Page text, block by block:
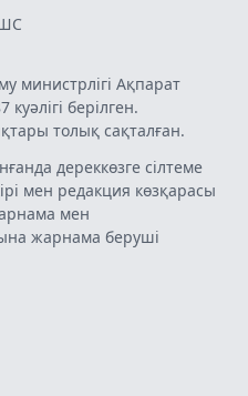
министрлігі Ақпарат
берілген.
толық сақталған.
дереккөзге сілтеме
мен редакция көзқарасы
мен
жарнама беруші